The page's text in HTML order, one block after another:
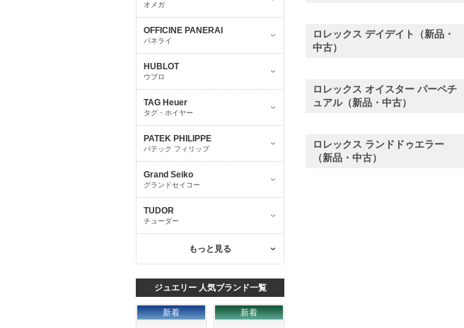
ロレックス デイデイト（新品・
中古）
ロレックス オイスター パーペチ
ュアル（新品・中古）
ロレックス ランドドゥエラー
（新品・中古）
オメガ
OFFICINE PANERAI
パネライ
HUBLOT
ウブロ
TAG Heuer
タグ・ホイヤー
PATEK PHILIPPE
パテック フィリップ
Grand Seiko
グランドセイコー
TUDOR
チューダー
もっと見る
ジュエリー 人気ブランド一覧
新着 新着